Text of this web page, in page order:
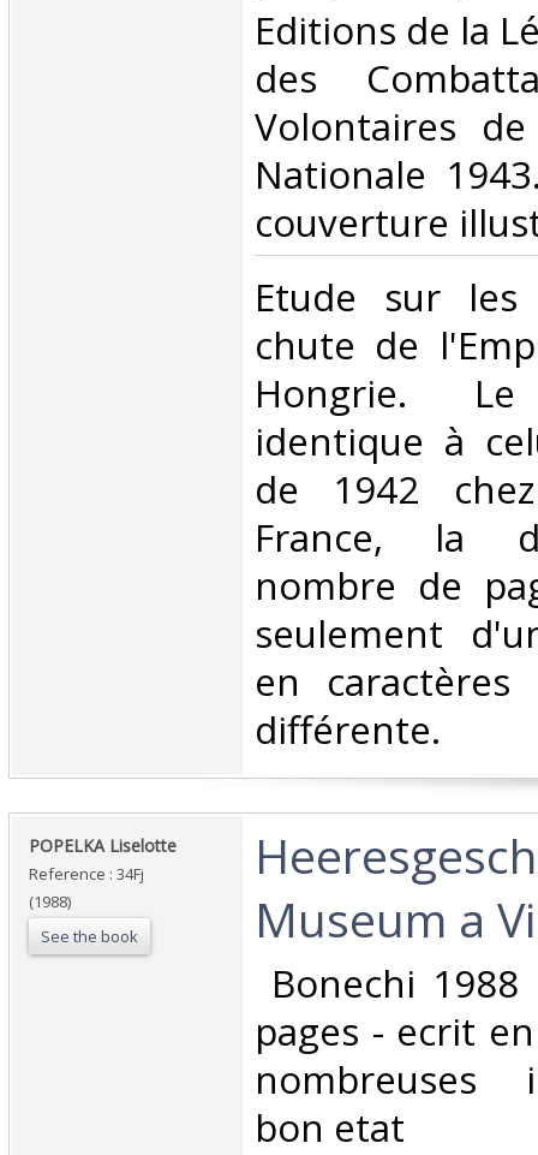
‎Editions de la
des
Volontaires
Nationale
couverture
‎Etude sur
chute de
Hongrie.
identique à
de 1942
France, la
nombre de
seulement
en caractères
différente. ‎
‎POPELKA Liselotte‎
Reference : 34Fj
(1988)
See the book
Museum a
Bonechi
pages - ecrit
nombreuses
bon etat‎